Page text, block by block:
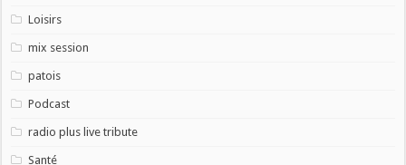
Loisirs
mix session
patois
Podcast
radio plus live tribute
Santé